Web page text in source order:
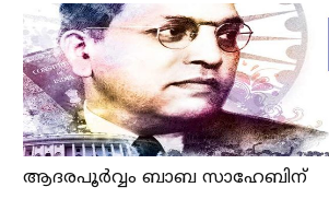
ആദരപൂര്‍വ്വം ബാബ സാഹേബിന്